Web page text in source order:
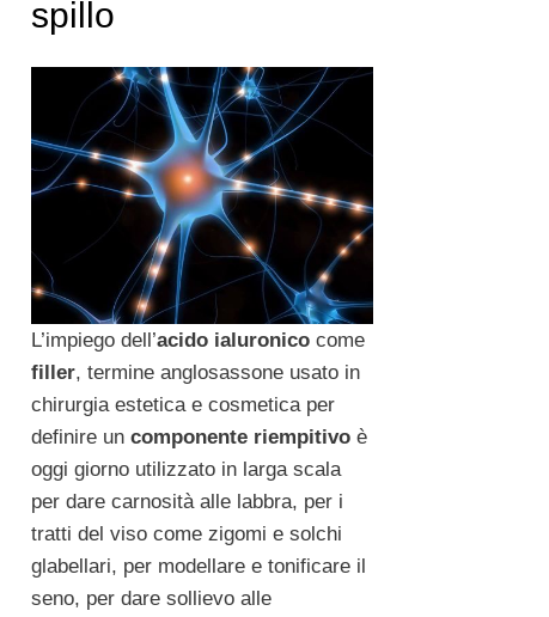
spillo
L’impiego dell’acido ialuronicocome
filler, termine anglosassone usato in
chirurgia estetica e cosmetica per
definire un componente riempitivoè
oggi giorno utilizzato in larga scala
per dare carnosità alle labbra, per i
tratti del viso come zigomi e solchi
glabellari, per modellare e tonificare il
seno, per dare sollievo alle